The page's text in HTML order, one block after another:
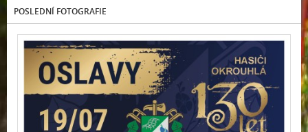
POSLEDNÍ FOTOGRAFIE